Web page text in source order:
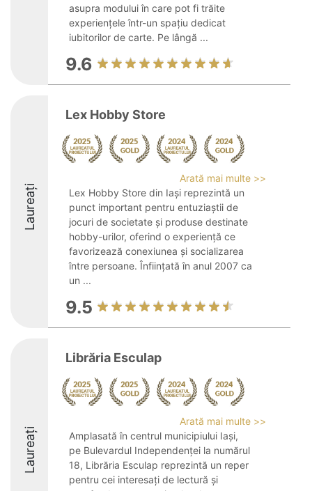
asupra modului în care pot fi trăite
experiențele într-un spațiu dedicat
iubitorilor de carte. Pe lângă ...
9.6
Laureați
Lex Hobby Store
Arată mai multe >>
Lex Hobby Store din Iași reprezintă un
punct important pentru entuziaștii de
jocuri de societate și produse destinate
hobby-urilor, oferind o experiență ce
favorizează conexiunea și socializarea
între persoane. Înființată în anul 2007 ca
un ...
9.5
Laureați
Librăria Esculap
Arată mai multe >>
Amplasată în centrul municipiului Iași,
pe Bulevardul Independenței la numărul
18, Librăria Esculap reprezintă un reper
pentru cei interesați de lectură și